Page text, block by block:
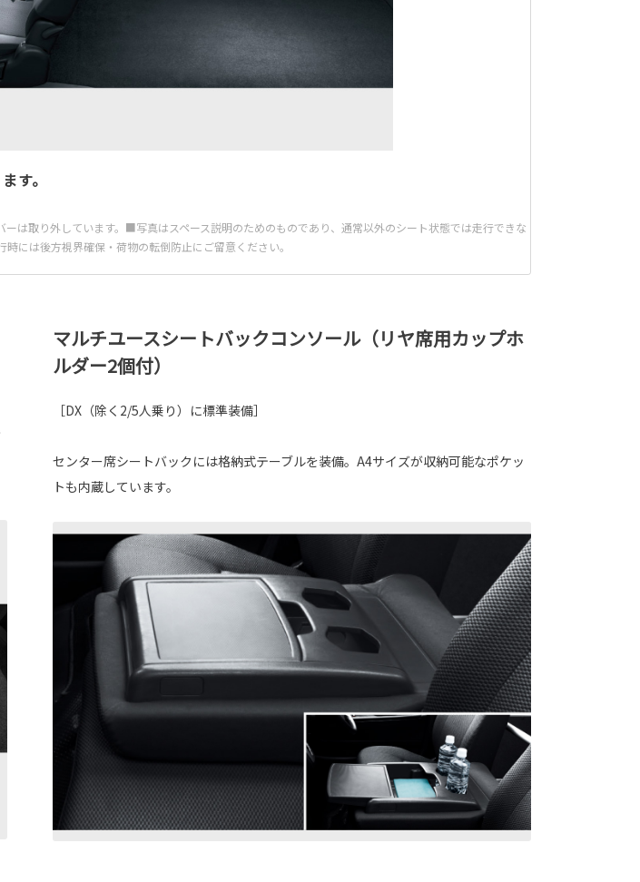
す。
は取り外しています。■写真はスペース説明のためのものであり、通常以外のシート状態では走行できな
には後方視界確保・荷物の転倒防止にご留意ください。
マルチユースシートバックコンソール（リヤ席用カップホ
ルダー2個付）
［DX（除く2/5人乗り）に標準装備］
センター席シートバックには格納式テーブルを装備。A4サイズが収納可能なポケッ
トも内蔵しています。